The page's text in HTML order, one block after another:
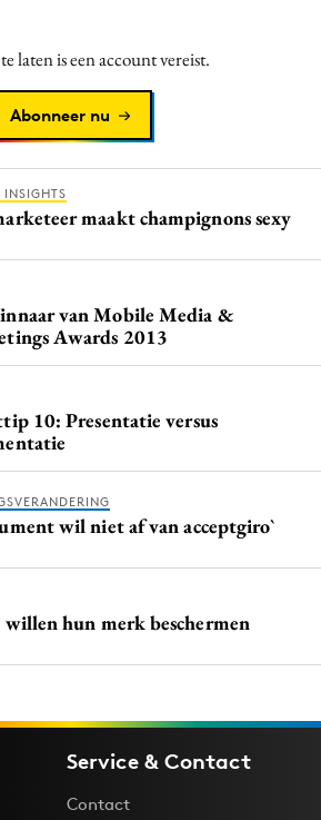
laten is een account vereist.
Abonneer nu
INSIGHTS
maakt champignons sexy
van Mobile Media &
Awards 2013
10: Presentatie versus
wil niet af van acceptgiro`
willen hun merk beschermen
Service & Contact
Contact